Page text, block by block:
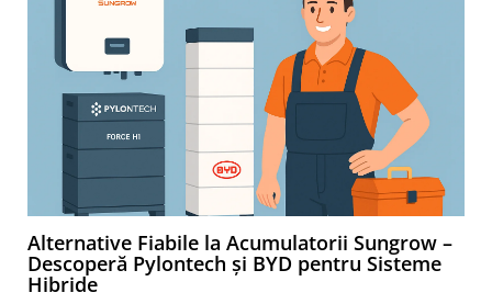
Alternative Fiabile la Acumulatorii Sungrow –
Descoperă Pylontech și BYD pentru Sisteme
Hibride